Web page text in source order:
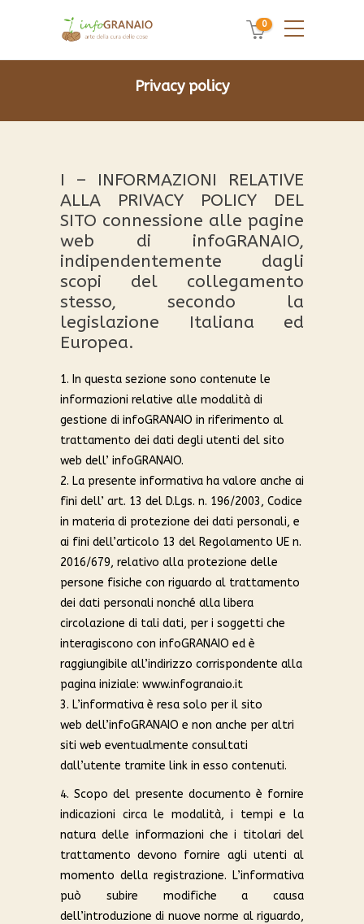
0
Privacy policy
I – INFORMAZIONI RELATIVE
ALLA PRIVACY POLICY DEL
SITO connessione alle pagine
web di infoGRANAIO,
indipendentemente dagli
scopi del collegamento
stesso, secondo la
legislazione Italiana ed
Europea.
1. In questa sezione sono contenute le
informazioni relative alle modalità di
gestione di infoGRANAIO in riferimento al
trattamento dei dati degli utenti del sito
web dell’ infoGRANAIO.
2. La presente informativa ha valore anche ai
fini dell’ art. 13 del D.Lgs. n. 196/2003, Codice
in materia di protezione dei dati personali, e
ai fini dell’articolo 13 del Regolamento UE n.
2016/679, relativo alla protezione delle
persone fisiche con riguardo al trattamento
dei dati personali nonché alla libera
circolazione di tali dati, per i soggetti che
interagiscono con infoGRANAIO ed è
raggiungibile all’indirizzo corrispondente alla
pagina iniziale: www.infogranaio.it
3. L’informativa è resa solo per il sito
web dell’infoGRANAIO e non anche per altri
siti web eventualmente consultati
dall’utente tramite link in esso contenuti.
4. Scopo del presente documento è fornire
indicazioni circa le modalità, i tempi e la
natura delle informazioni che i titolari del
trattamento devono fornire agli utenti al
momento della registrazione. L’informativa
può subire modifiche a causa
dell’introduzione di nuove norme al riguardo,